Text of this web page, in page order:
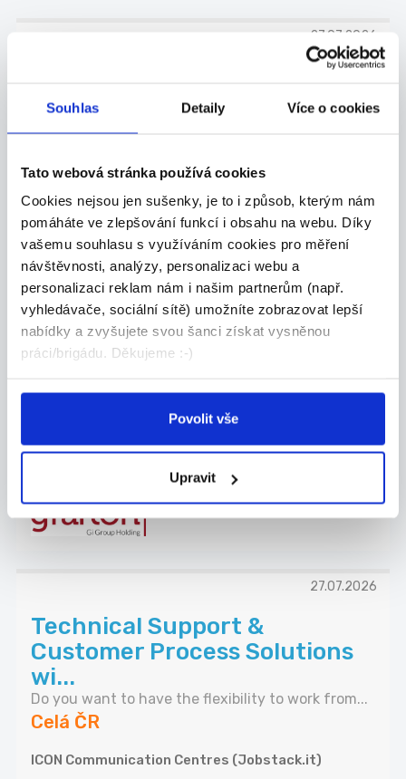
Souhlas Detaily Více o cookies
Tato webová stránka používá cookies
Cookies nejsou jen sušenky, je to i způsob, kterým nám
pomáháte ve zlepšování funkcí i obsahu na webu. Díky
vašemu souhlasu s využíváním cookies pro měření
návštěvnosti, analýzy, personalizaci webu a
personalizaci reklam nám i našim partnerům (např.
vyhledávače, sociální sítě) umožníte zobrazovat lepší
nabídky a zvyšujete svou šanci získat vysněnou
práci/brigádu. Děkujeme :-)
Povolit vše
Upravit
27.07.2026
NÁKUPČÍ | AŽ 70 000 KČ |
PÍSEK
domluv...
Grafton Recruitment s.r.o.
SEŘIZOVAČ, PLASTAŘINA |
PÍSEK | NÁBOROVÝ PŘÍSPĚVEK
Hledáme nové kolegy na pozice SEŘIZOVAČ
Celá ČR
Grafton Recruitment s.r.o.
27.07.2026
Technical Support &
Customer Process Solutions
wi...
Do you want to have the flexibility to work from...
Celá ČR
ICON Communication Centres (Jobstack.it)